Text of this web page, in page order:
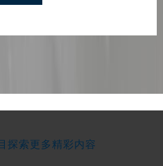
探索更多精彩内容